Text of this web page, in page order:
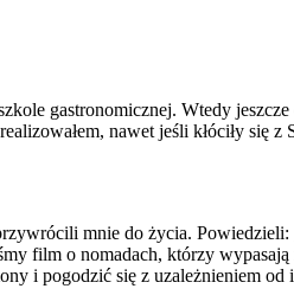
gastronomicznej. Wtedy
nawet jeśli kłóciły
mnie do życia.
film o nomadach, którzy
i pogodzić się z uzależnieniem